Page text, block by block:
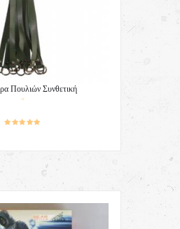
Πουλιών Συνθετική